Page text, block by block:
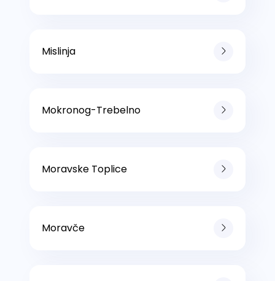
Mislinja
Mokronog-Trebelno
Moravske Toplice
Moravče